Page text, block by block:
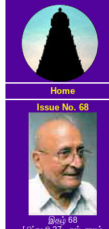
Home
Issue No. 68
இதழ் 68